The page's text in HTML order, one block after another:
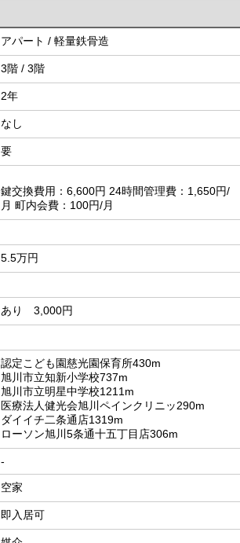
アパート / 軽量鉄骨造
3階 / 3階
2年
なし
要
鍵交換費用：6,600円 24時間管理費：1,650円/
月 町内会費：100円/月
5.5万円
あり 3,000円
認定こども園慈光園保育所430m
旭川市立知新小学校737m
旭川市立明星中学校1211m
医療法人健光会旭川ペインクリニッ290m
ダイイチ二条通店1319m
ローソン旭川5条通十五丁目店306m
-
空家
即入居可